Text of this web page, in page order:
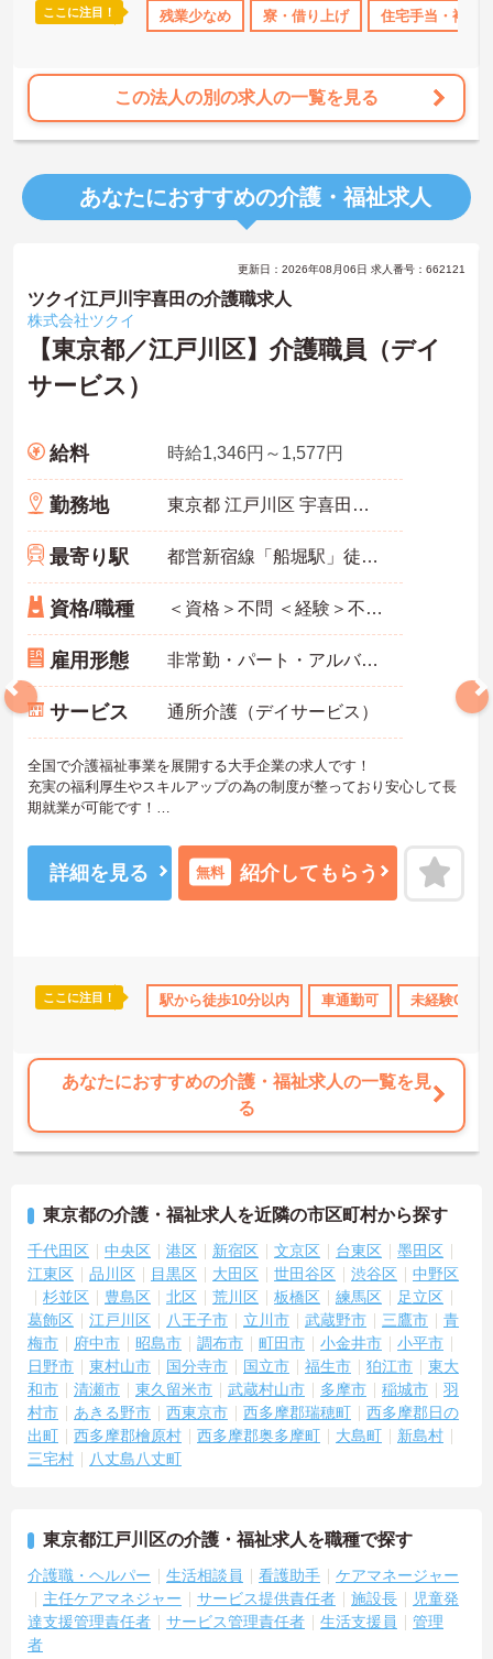
住宅手当・補助 年間休日110日以上 資格取得サポート
ここに注目！ 残業少なめ 寮・借り上げ 住宅手当・補助
この法人の別の求人の一覧を見る
あなたにおすすめの介護・福祉求人
研修制度あり 産休･育休･介護休暇取得実績あり 社会保険完備
更新日：2026年08月06日 求人番号：662121
ツクイ江戸川宇喜田の介護職求人
株式会社ツクイ
【東京都／江戸川区】介護職員（デイ
サービス）
給料 時給1,346円～1,577円
勤務地 東京都 江戸川区 宇喜田町1237-1
最寄り駅 都営新宿線「船堀駅」徒歩10分
資格/職種 ＜資格＞不問 ＜経験＞不問 ※無資格者:入社半年以内に会社負担で認知症介護基礎研修受講
雇用形態 非常勤・パート・アルバイト
サービス 通所介護（デイサービス）
全国で介護福祉事業を展開する大手企業の求人です！
充実の福利厚生やスキルアップの為の制度が整っており安心して長
期就業が可能です！
すのでお気軽にご相談ください。
詳細を見る 無料 紹介してもらう
ここに注目！ 駅から徒歩10分以内 車通勤可 未経験OK
あなたにおすすめの介護・福祉求人の一覧を見
る
東京都の介護・福祉求人を近隣の市区町村から探す
千代田区 中央区 港区 新宿区 文京区 台東区
墨田区
江東区
品川区 目黒区 大田区 世田谷区 渋谷区
中野区
杉並区
豊島区 北区 荒川区 板橋区 練馬区
足立区
葛飾区
江戸川区 八王子市 立川市 武蔵野市 三鷹市
青
梅市
府中市 昭島市 調布市 町田市 小金井市
小平市
日野市
東村山市 国分寺市 国立市 福生市 狛江市
東大
和市
清瀬市 東久留米市 武蔵村山市 多摩市 稲城市
羽
村市
あきる野市 西東京市 西多摩郡瑞穂町
西多摩郡日の
出町
西多摩郡檜原村 西多摩郡奥多摩町 大島町
新島村
三宅村
八丈島八丈町
東京都江戸川区の介護・福祉求人を職種で探す
介護職・ヘルパー 生活相談員 看護助手
ケアマネージャー
主任ケアマネジャー
サービス提供責任者 施設長
児童発
達支援管理責任者
サービス管理責任者 生活支援員
管理
者